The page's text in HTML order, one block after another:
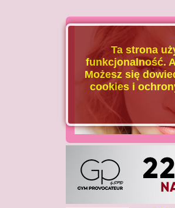
Ta strona
funkcjonalność.
Możesz się
cookies i